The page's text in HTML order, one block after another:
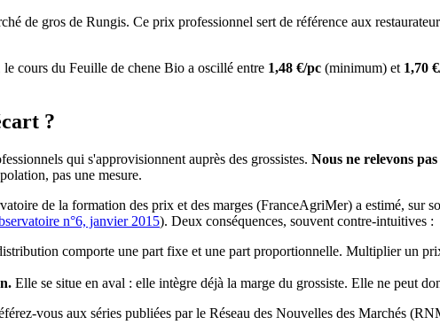
de gros de Rungis. Ce prix professionnel sert de référence aux
le cours du Feuille de chene Bio a oscillé entre 1,48 €/pc (minimum) et 1,70
?
qui s'approvisionnent auprès des grossistes. Nous ne relevons
pas une mesure.
de la formation des prix et des marges (FranceAgriMer) a estimé, sur
n°6, janvier 2015). Deux conséquences, souvent contre-intuitives :
comporte une part fixe et une part proportionnelle. Multiplier un
Elle se situe en aval : elle intègre déjà la marge du grossiste. Elle ne peut
vous aux séries publiées par le Réseau des Nouvelles des Marchés